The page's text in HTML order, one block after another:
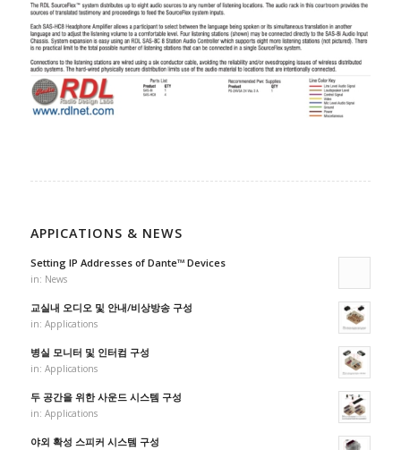
APPICATIONS & NEWS
Setting IP Addresses of Dante™ Devices
in: News
교실내 오디오 및 안내/비상방송 구성
in: Applications
병실 모니터 및 인터컴 구성
in: Applications
두 공간을 위한 사운드 시스템 구성
in: Applications
야외 확성 스피커 시스템 구성